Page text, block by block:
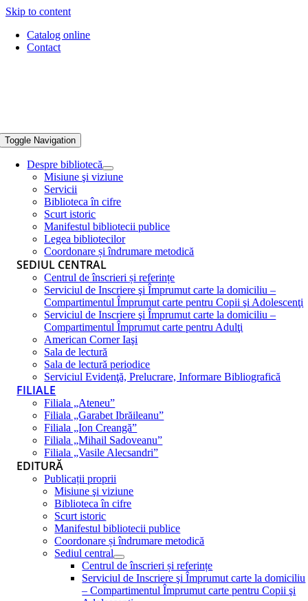
Skip to content
Catalog online
Contact
Toggle Navigation
Despre bibliotecă
Misiune şi viziune
Servicii
Biblioteca în cifre
Scurt istoric
Manifestul bibliotecii publice
Legea bibliotecilor
Coordonare și îndrumare metodică
SEDIUL CENTRAL
Centrul de înscrieri și referințe
Serviciul de Inscriere şi Împrumut carte la domiciliu –
Compartimentul Împrumut carte pentru Copii şi Adolescenţi
Serviciul de Inscriere şi Împrumut carte la domiciliu –
Compartimentul Împrumut carte pentru Adulţi
American Corner Iaşi
Sala de lectură
Sala de lectură periodice
Serviciul Evidenţă, Prelucrare, Informare Bibliografică
FILIALE
Filiala „Ateneu”
Filiala „Garabet Ibrăileanu”
Filiala „Ion Creangă”
Filiala „Mihail Sadoveanu”
Filiala „Vasile Alecsandri”
EDITURĂ
Publicații proprii
Misiune şi viziune
Biblioteca în cifre
Scurt istoric
Manifestul bibliotecii publice
Coordonare și îndrumare metodică
Sediul central
Centrul de înscrieri și referințe
Serviciul de Inscriere şi Împrumut carte la domiciliu
– Compartimentul Împrumut carte pentru Copii şi